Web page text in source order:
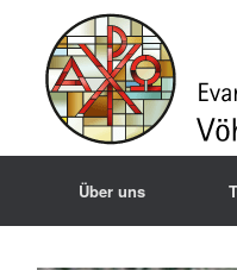
Über uns